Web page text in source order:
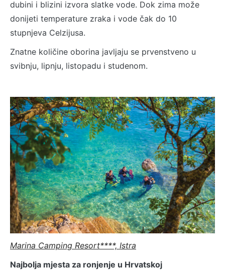
dubini i blizini izvora slatke vode. Dok zima može
donijeti temperature zraka i vode čak do 10
stupnjeva Celzijusa.
Znatne količine oborina javljaju se prvenstveno u
svibnju, lipnju, listopadu i studenom.
Marina Camping Resort****, Istra
Najbolja mjesta za ronjenje u Hrvatskoj